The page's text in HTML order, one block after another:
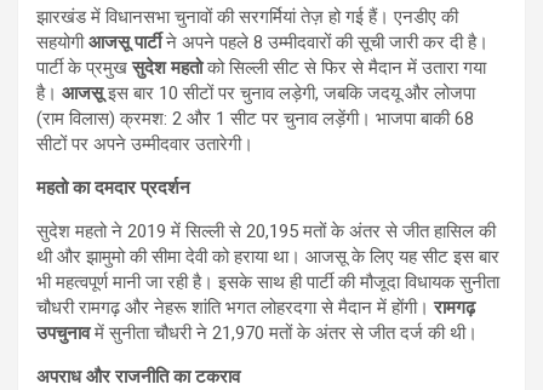
झारखंड में विधानसभा चुनावों की सरगर्मियां तेज़ हो गई हैं। एनडीए की
सहयोगीआजसू पार्टीने अपने पहले 8 उम्मीदवारों की सूची जारी कर दी है।
पार्टी के प्रमुखसुदेश महतोको सिल्ली सीट से फिर से मैदान में उतारा गया
है। आजसूइस बार 10 सीटों पर चुनाव लड़ेगी, जबकि जदयू और लोजपा
(राम विलास) क्रमश: 2 और 1 सीट पर चुनाव लड़ेंगी। भाजपा बाकी 68
सीटों पर अपने उम्मीदवार उतारेगी।
महतो का दमदार प्रदर्शन
सुदेश महतो ने 2019 में सिल्ली से 20,195 मतों के अंतर से जीत हासिल की
थी और झामुमो की सीमा देवी को हराया था। आजसू के लिए यह सीट इस बार
भी महत्वपूर्ण मानी जा रही है। इसके साथ ही पार्टी की मौजूदा विधायक सुनीता
चौधरी रामगढ़ और नेहरू शांति भगत लोहरदगा से मैदान में होंगी।रामगढ़
उपचुनावमें सुनीता चौधरी ने 21,970 मतों के अंतर से जीत दर्ज की थी।
अपराध और राजनीति का टकराव